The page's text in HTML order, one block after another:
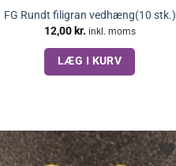
FG Rundt filigran vedhæng(10 stk.)
12,00 kr. inkl. moms
LÆG I KURV